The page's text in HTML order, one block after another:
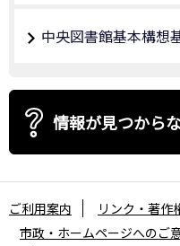
中央図書館基本構想
情報が見つから
ご利用案内 リンク・著作
市政・ホームページへのご